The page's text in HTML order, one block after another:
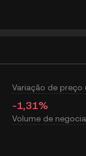
Variação de preço
-1,31%
Volume de